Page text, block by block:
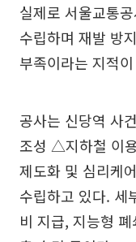
실제로 서울교통
수립하며 재발 방
부족이라는 지적
공사는 신당역 사
조성 △지하철 이
제도화 및 심리케
수립하고 있다. 세
비 지급, 지능형